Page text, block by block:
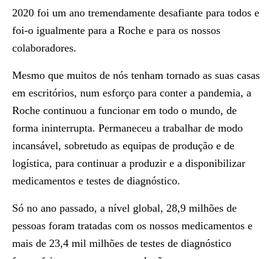
2020 foi um ano tremendamente desafiante para todos e
foi-o igualmente para a Roche e para os nossos
colaboradores.
Mesmo que muitos de nós tenham tornado as suas casas
em escritórios, num esforço para conter a pandemia, a
Roche continuou a funcionar em todo o mundo, de
forma ininterrupta. Permaneceu a trabalhar de modo
incansável, sobretudo as equipas de produção e de
logística, para continuar a produzir e a disponibilizar
medicamentos e testes de diagnóstico.
Só no ano passado, a nível global, 28,9 milhões de
pessoas foram tratadas com os nossos medicamentos e
mais de 23,4 mil milhões de testes de diagnóstico